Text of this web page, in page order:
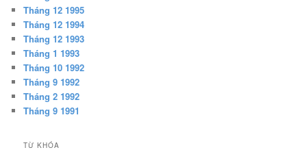
Tháng 12 1995
Tháng 12 1994
Tháng 12 1993
Tháng 1 1993
Tháng 10 1992
Tháng 9 1992
Tháng 2 1992
Tháng 9 1991
TỪ KHÓA